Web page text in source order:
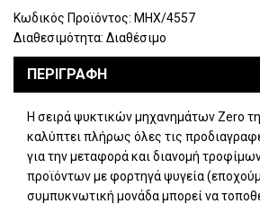
Κωδικός Προϊόντος: ΜΗΧ/4557
Διαθεσιμότητα: Διαθέσιμο
ΠΕΡΙΓΡΑΦΉ
H σειρά ψυκτικών μηχανημάτων Zero
καλύπτει πλήρως όλες τις
για την μεταφορά και διανομή
προϊόντων με φορτηγά ψυγεία
συμπυκνωτική μονάδα μπορεί να